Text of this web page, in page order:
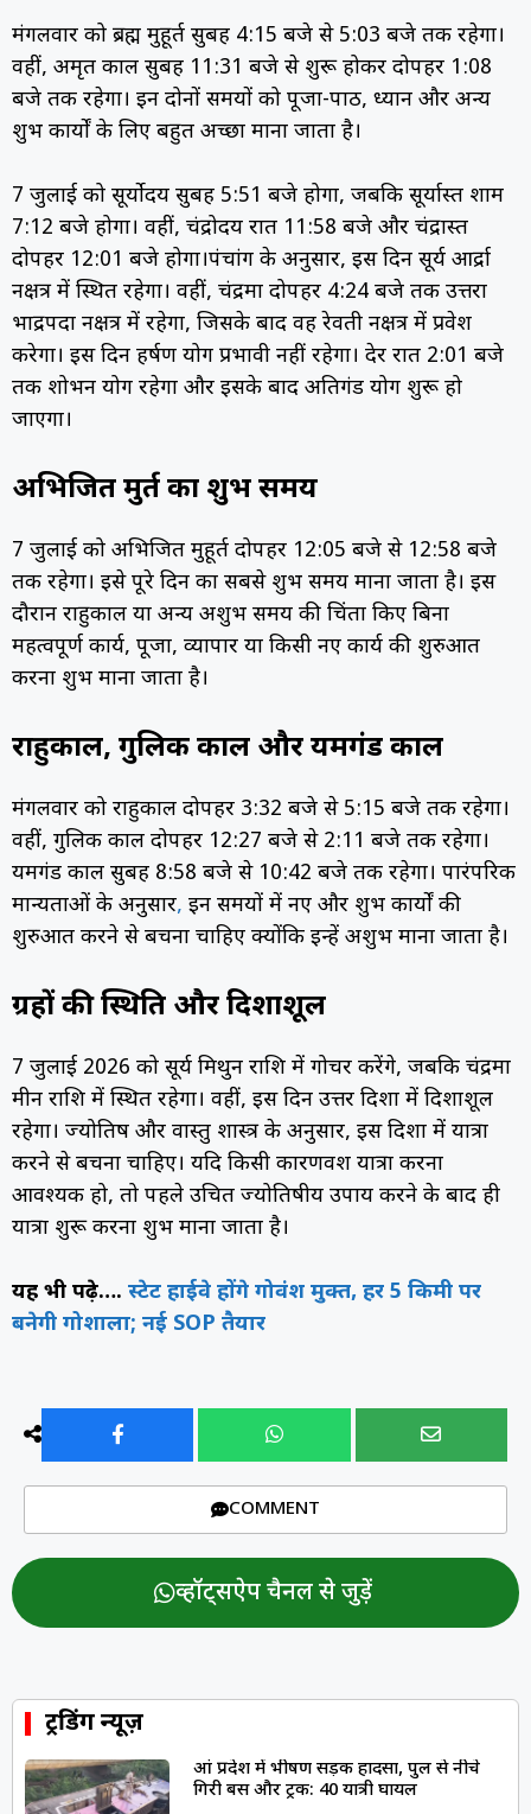
मंगलवार को ब्रह्म मुहूर्त सुबह 4:15 बजे से 5:03 बजे तक रहेगा।
वहीं, अमृत काल सुबह 11:31 बजे से शुरू होकर दोपहर 1:08
बजे तक रहेगा। इन दोनों समयों को पूजा-पाठ, ध्यान और अन्य
शुभ कार्यों के लिए बहुत अच्छा माना जाता है।
7 जुलाई को सूर्योदय सुबह 5:51 बजे होगा, जबकि सूर्यास्त शाम
7:12 बजे होगा। वहीं, चंद्रोदय रात 11:58 बजे और चंद्रास्त
दोपहर 12:01 बजे होगा।पंचांग के अनुसार, इस दिन सूर्य आर्द्रा
नक्षत्र में स्थित रहेगा। वहीं, चंद्रमा दोपहर 4:24 बजे तक उत्तरा
भाद्रपदा नक्षत्र में रहेगा, जिसके बाद वह रेवती नक्षत्र में प्रवेश
करेगा। इस दिन हर्षण योग प्रभावी नहीं रहेगा। देर रात 2:01 बजे
तक शोभन योग रहेगा और इसके बाद अतिगंड योग शुरू हो
जाएगा।
अभिजित मुहूर्त का शुभ समय
7 जुलाई को अभिजित मुहूर्त दोपहर 12:05 बजे से 12:58 बजे
तक रहेगा। इसे पूरे दिन का सबसे शुभ समय माना जाता है। इस
दौरान राहुकाल या अन्य अशुभ समय की चिंता किए बिना
महत्वपूर्ण कार्य, पूजा, व्यापार या किसी नए कार्य की शुरुआत
करना शुभ माना जाता है।
राहुकाल, गुलिक काल और यमगंड काल
मंगलवार को राहुकाल दोपहर 3:32 बजे से 5:15 बजे तक रहेगा।
वहीं, गुलिक काल दोपहर 12:27 बजे से 2:11 बजे तक रहेगा।
यमगंड काल सुबह 8:58 बजे से 10:42 बजे तक रहेगा। पारंपरिक
मान्यताओं के अनुसार, इन समयों में नए और शुभ कार्यों की
शुरुआत करने से बचना चाहिए क्योंकि इन्हें अशुभ माना जाता है।
ग्रहों की स्थिति और दिशाशूल
7 जुलाई 2026 को सूर्य मिथुन राशि में गोचर करेंगे, जबकि चंद्रमा
मीन राशि में स्थित रहेगा। वहीं, इस दिन उत्तर दिशा में दिशाशूल
रहेगा। ज्योतिष और वास्तु शास्त्र के अनुसार, इस दिशा में यात्रा
करने से बचना चाहिए। यदि किसी कारणवश यात्रा करना
आवश्यक हो, तो पहले उचित ज्योतिषीय उपाय करने के बाद ही
यात्रा शुरू करना शुभ माना जाता है।
यह भी पढ़े…. स्टेट हाईवे होंगे गोवंश मुक्त, हर 5 किमी पर
बनेगी गोशाला; नई SOP तैयार
COMMENT
व्हॉट्सऐप चैनल से जुड़ें
ट्रेंडिंग न्यूज़
आंध्र प्रदेश में भीषण सड़क हादसा, पुल से नीचे
गिरी बस और ट्रक: 40 यात्री घायल